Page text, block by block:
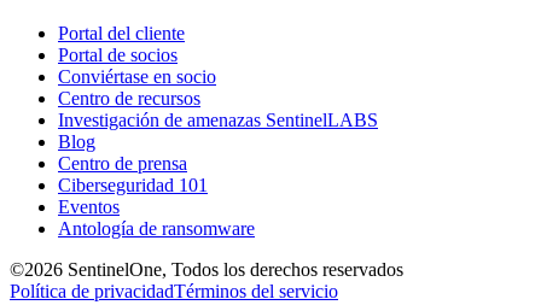
Portal del cliente
Portal de socios
Conviértase en socio
Centro de recursos
Investigación de amenazas SentinelLABS
Blog
Centro de prensa
Ciberseguridad 101
Eventos
Antología de ransomware
©2026 SentinelOne, Todos los derechos reservados
Política de privacidadTérminos del servicio